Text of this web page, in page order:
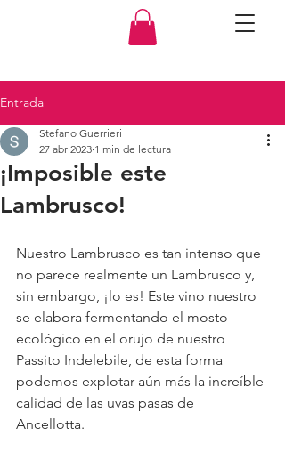
Entrada
¡Imposible este
Lambrusco!
Stefano Guerrieri
27 abr 2023 1 min de lectura
Nuestro Lambrusco es tan intenso que
no parece realmente un Lambrusco y,
sin embargo, ¡lo es! Este vino nuestro
se elabora fermentando el mosto
ecológico en el orujo de nuestro
Passito Indelebile, de esta forma
podemos explotar aún más la increíble
calidad de las uvas pasas de
Ancellotta.